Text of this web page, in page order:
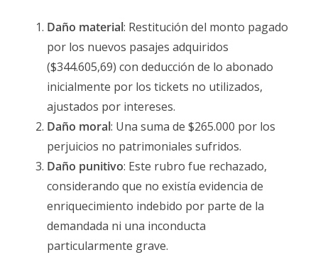
Daño material: Restitución del monto pagado
por los nuevos pasajes adquiridos
($344.605,69) con deducción de lo abonado
inicialmente por los tickets no utilizados,
ajustados por intereses.
Daño moral: Una suma de $265.000 por los
perjuicios no patrimoniales sufridos.
Daño punitivo: Este rubro fue rechazado,
considerando que no existía evidencia de
enriquecimiento indebido por parte de la
demandada ni una inconducta
particularmente grave.